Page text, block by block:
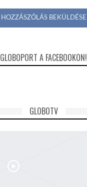
GLOBOPORT A FACEBOOKON!
GLOBOTV